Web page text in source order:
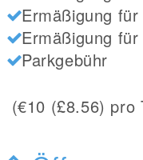
Ermäßigung
Ermäßigung
Parkgebühr
(€10 (£8.56) pro